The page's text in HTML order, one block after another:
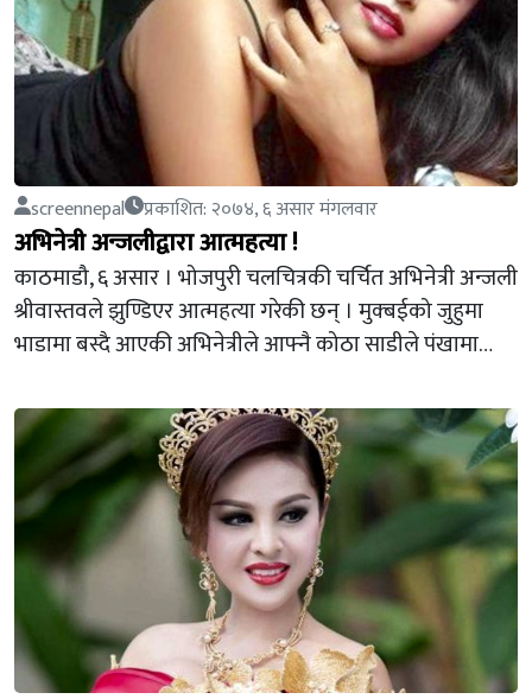
screennepal प्रकाशित: २०७४, ६ असार मंगलवार
अभिनेत्री अन्जलीद्वारा आत्महत्या !
काठमाडौ, ६ असार । भोजपुरी चलचित्रकी चर्चित अभिनेत्री अन्जली
श्रीवास्तवले झुण्डिएर आत्महत्या गरेकी छन् । मुक्बईको जुहुमा
भाडामा बस्दै आएकी अभिनेत्रीले आफ्नै कोठा साडीले पंखामा…